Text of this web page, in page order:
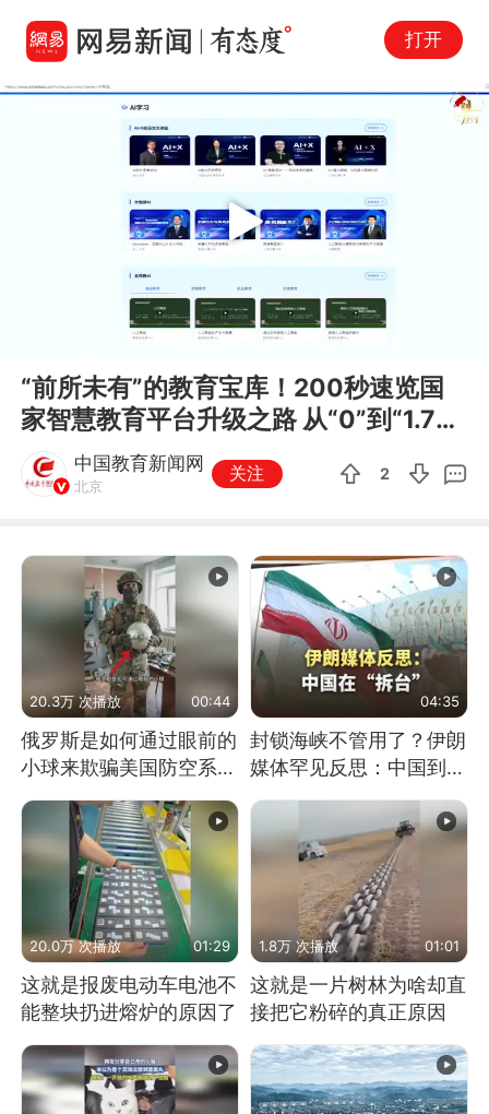
打开
Play
“前所未有”的教育宝库！200秒速览国
家智慧教育平台升级之路 从“0”到“1.78
亿+”， 这不是一...
中国教育新闻网
北京
关注 2
20.3万 次播放 00:44
俄罗斯是如何通过眼前的
小球来欺骗美国防空系统
的
04:35
封锁海峡不管用了？伊朗
媒体罕见反思：中国到底
是不是在"拆台"
20.0万 次播放 01:29
这就是报废电动车电池不
能整块扔进熔炉的原因了
1.8万 次播放 01:01
这就是一片树林为啥却直
接把它粉碎的真正原因